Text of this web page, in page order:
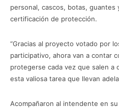
personal, cascos, botas, guantes
certificación de protección.
“Gracias al proyecto votado por
participativo, ahora van a contar
protegerse cada vez que salen a
esta valiosa tarea que llevan
Acompañaron al intendente en